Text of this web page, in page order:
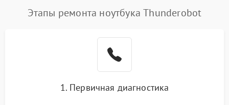
Этапы ремонта ноутбука Thunderobot
1. Первичная диагностика